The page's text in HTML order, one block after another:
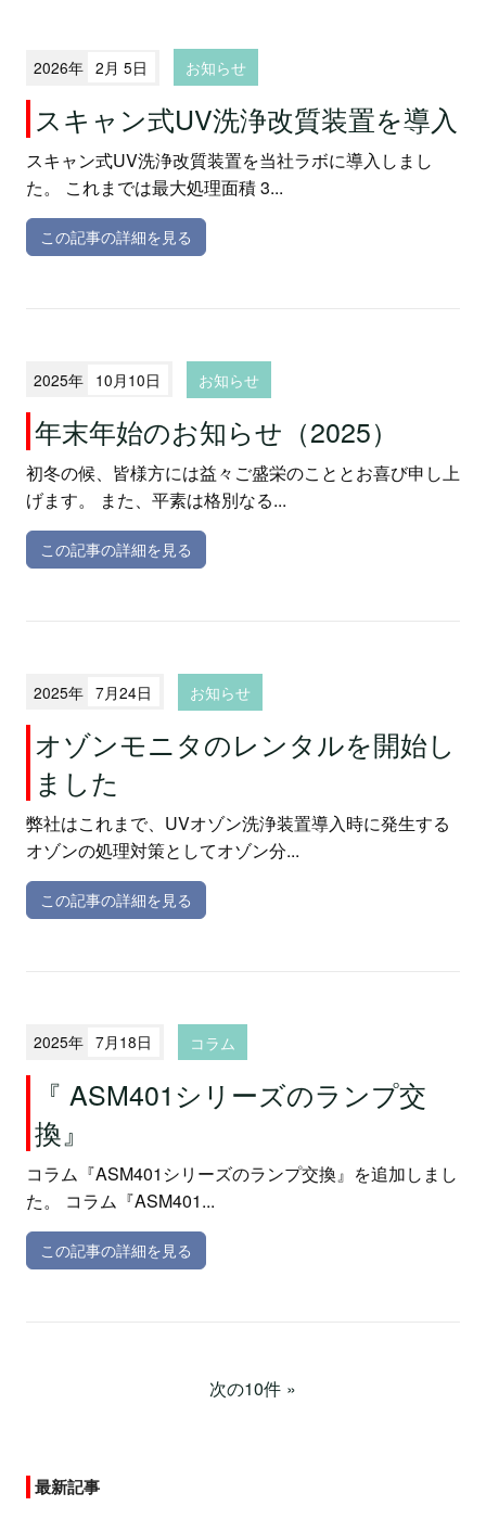
2026年 2月 5日 お知らせ
スキャン式UV洗浄改質装置を導入
スキャン式UV洗浄改質装置を当社ラボに導入しまし
た。 これまでは最大処理面積 3...
この記事の詳細を見る
2025年 10月10日 お知らせ
年末年始のお知らせ（2025）
初冬の候、皆様方には益々ご盛栄のこととお喜び申し上
げます。 また、平素は格別なる...
この記事の詳細を見る
2025年 7月24日 お知らせ
オゾンモニタのレンタルを開始し
ました
弊社はこれまで、UVオゾン洗浄装置導入時に発生する
オゾンの処理対策としてオゾン分...
この記事の詳細を見る
2025年 7月18日 コラム
『 ASM401シリーズのランプ交
換』
コラム『ASM401シリーズのランプ交換』を追加しまし
た。 コラム『ASM401...
この記事の詳細を見る
次の10件
最新記事